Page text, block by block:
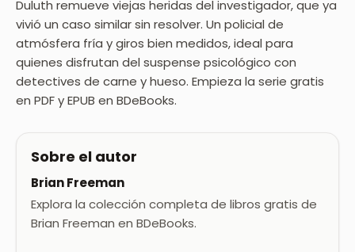
Duluth remueve viejas heridas del investigador, que ya
vivió un caso similar sin resolver. Un policial de
atmósfera fría y giros bien medidos, ideal para
quienes disfrutan del suspense psicológico con
detectives de carne y hueso. Empieza la serie gratis
en PDF y EPUB en BDeBooks.
Sobre el autor
Brian Freeman
Explora la colección completa de libros gratis de
Brian Freeman en BDeBooks.